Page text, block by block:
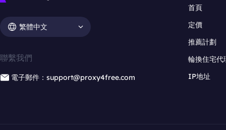
繁體中文
聯繫我們
電子郵件：support@proxy4free.com
首頁
定價
推薦計劃
輪換住宅代
IP地址